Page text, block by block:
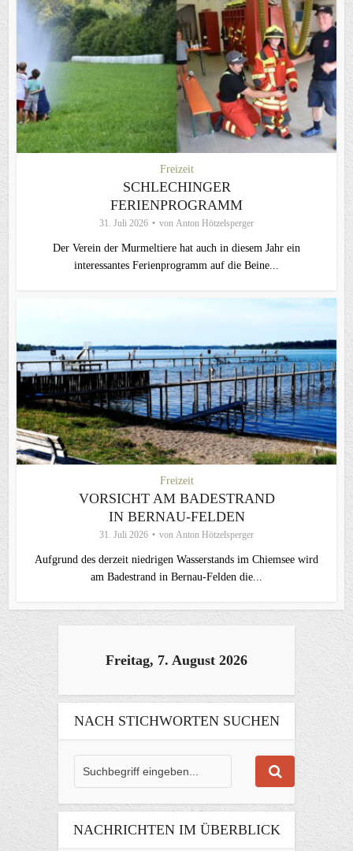
Freizeit
SCHLECHINGER
FERIENPROGRAMM
31. Juli 2026 von Anton Hötzelsperger
Der Verein der Murmeltiere hat auch in diesem Jahr ein
interessantes Ferienprogramm auf die Beine...
Freizeit
VORSICHT AM BADESTRAND
IN BERNAU-FELDEN
31. Juli 2026 von Anton Hötzelsperger
Aufgrund des derzeit niedrigen Wasserstands im Chiemsee wird
am Badestrand in Bernau-Felden die...
Freitag, 7. August 2026
NACH STICHWORTEN SUCHEN
NACHRICHTEN IM ÜBERBLICK